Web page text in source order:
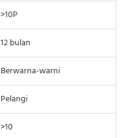
>10P
12 bulan
Berwarna-warni
Pelangi
>10